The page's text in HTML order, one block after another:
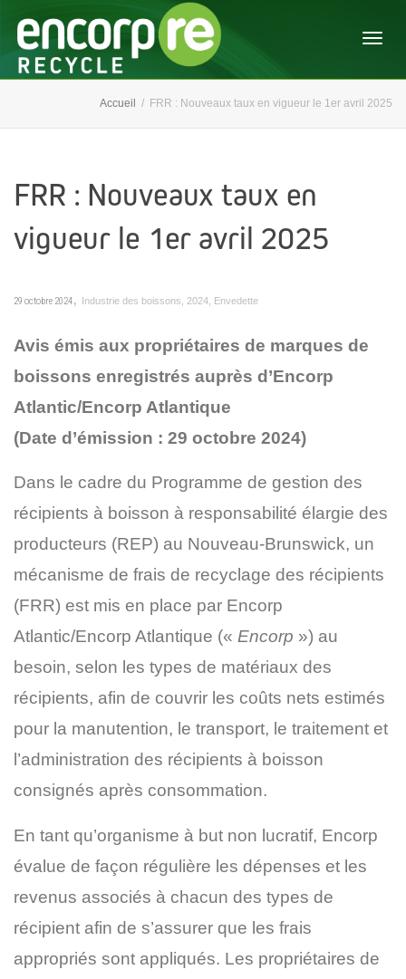
Accueil FRR : Nouveaux taux en vigueur le 1er avril 2025
FRR : Nouveaux taux en
vigueur le 1er avril 2025
29 octobre 2024, Industrie des boissons 2024 Envedette
Avis émis aux propriétaires de marques de
boissons enregistrés auprès d’Encorp
Atlantic/Encorp Atlantique
(Date d’émission : 29 octobre 2024)
Dans le cadre du Programme de gestion des
récipients à boisson à responsabilité élargie des
producteurs (REP) au Nouveau-Brunswick, un
mécanisme de frais de recyclage des récipients
(FRR) est mis en place par Encorp
Atlantic/Encorp Atlantique (« Encorp ») au
besoin, selon les types de matériaux des
récipients, afin de couvrir les coûts nets estimés
pour la manutention, le transport, le traitement et
l’administration des récipients à boisson
consignés après consommation.
En tant qu’organisme à but non lucratif, Encorp
évalue de façon régulière les dépenses et les
revenus associés à chacun des types de
récipient afin de s’assurer que les frais
appropriés sont appliqués. Les propriétaires de